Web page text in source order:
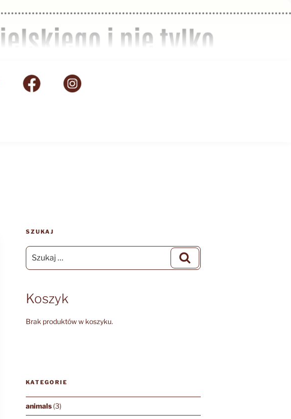
SZUKAJ
Szukaj:
Koszyk
Brak produktów w koszyku.
KATEGORIE
animals(3)